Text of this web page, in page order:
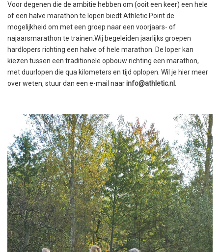
Voor degenen die de ambitie hebben om (ooit een keer) een hele
of een halve marathon te lopen biedt Athletic Point de
mogelijkheid om met een groep naar een voorjaars- of
najaarsmarathon te trainen.Wij begeleiden jaarlijks groepen
hardlopers richting een halve of hele marathon. De loper kan
kiezen tussen een traditionele opbouw richting een marathon,
met duurlopen die qua kilometers en tijd oplopen. Wil je hier meer
over weten, stuur dan een e-mail naarinfo@athletic.nl